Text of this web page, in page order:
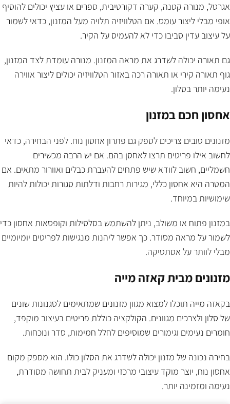
אגרטל, מנורה קטנה, קערה דקורטיבית, ספרים או עציץ יכולים להוסיף
אופי מבלי ליצור עומס. אם הטלוויזיה תלויה מעל המזנון, כדאי לשמור
על עיצוב עדין סביבו כדי לא להעמיס על הקיר.
גם תאורה יכולה לשדרג את מראה המזנון. מנורה עומדת לצד המזנון,
גוף תאורה קירי או תאורה רכה באזור הטלוויזיה יכולים ליצור אווירה
נעימה יותר בסלון.
אחסון חכם במזנון
מזנונים טובים צריכים לספק גם פתרון אחסון נוח. לפני הבחירה, כדאי
לחשוב אילו פריטים תרצו לאחסן בהם. אם יש הרבה מכשירים
חשמליים, חשוב לוודא שיש פתחים להעברת כבלים ואוורור מתאים. אם
המטרה היא אחסון כללי, מגירות רחבות ודלתות סגורות יכולות להיות
שימושיות במיוחד.
במזנון פתוח או משולב, ניתן להשתמש בסלסילות וקופסאות אחסון כדי
לשמור על מראה מסודר. כך אפשר ליהנות מנגישות לפריטים יומיומיים
מבלי לוותר על אסתטיקה.
מזנונים מבית קאזה מייה
בקאזה מייה תוכלו למצוא מגוון מזנונים שמתאימים לסגנונות שונים
של סלון ולצרכים מגוונים. הקולקציה כוללת פריטים בעיצוב מוקפד,
חומרים נעימים וגימורים שמוסיפים לחלל חמימות, סדר ונוכחות.
בחירה נכונה של מזנון יכולה לשדרג את הסלון כולו. הוא מספק מקום
אחסון נוח, יוצר מוקד עיצובי מרכזי ומעניק לבית תחושה מסודרת,
נעימה ומזמינה יותר.